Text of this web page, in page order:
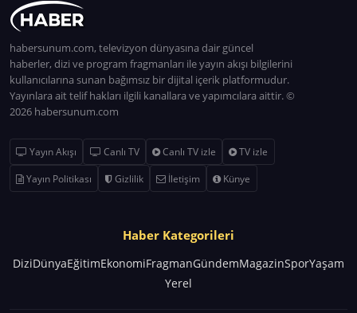
habersunum.com, televizyon dünyasına dair güncel
haberler, dizi ve program fragmanları ile yayın akışı bilgilerini
kullanıcılarına sunan bağımsız bir dijital içerik platformudur.
Yayınlara ait telif hakları ilgili kanallara ve yapımcılara aittir. ©
2026 habersunum.com
Yayın Akışı Canlı TV Canlı TV izle
TV izle
Yayın Politikası
Gizlilik İletişim Künye
Haber Kategorileri
DiziDünyaEğitimEkonomiFragmanGündemMagazinSporYaşam
Yerel